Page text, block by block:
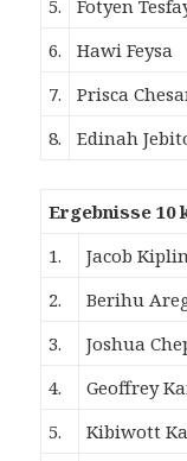
5.
Fotyen
6.
Hawi Feysa
7.
Prisca
8.
Edinah
Ergebnisse 10
1.
Jacob
2.
Berihu
3.
Joshua
4.
Geoffrey
5.
Kibiwott